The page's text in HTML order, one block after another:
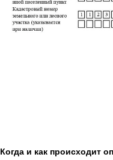
Когда и как происходит